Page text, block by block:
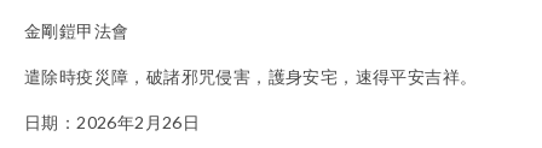
金剛鎧甲法會
遣除時疫災障，破諸邪咒侵害，護身安宅，速得平安吉祥。
日期：2026年2月26日